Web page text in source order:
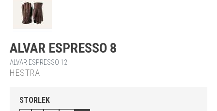
ALVAR ESPRESSO 8
ALVAR ESPRESSO 12
HESTRA
STORLEK